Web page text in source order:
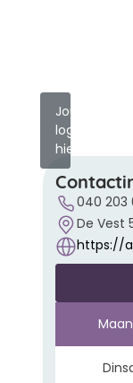
Jouw
logo
hier?
040 203
De Vest
https://